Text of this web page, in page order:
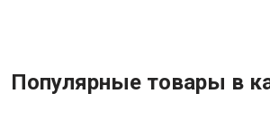
Популярные товары в